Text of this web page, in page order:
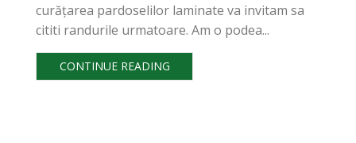
curățarea pardoselilor laminate va invitam sa
cititi randurile urmatoare. Am o podea...
CONTINUE READING